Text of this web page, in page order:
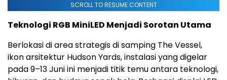
SCROLL TO RESUME CONTENT
Teknologi RGB MiniLED Menjadi Sorotan Utama
Berlokasi di area strategis di samping The Vessel,
ikon arsitektur Hudson Yards, instalasi yang digelar
pada 9–13 Juni ini menjadi titik temu antara teknologi,